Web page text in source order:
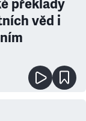
překlady
věd i